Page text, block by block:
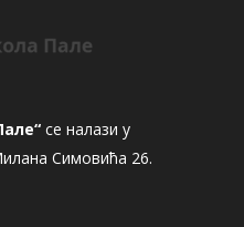
се налази у
Симовића 26.